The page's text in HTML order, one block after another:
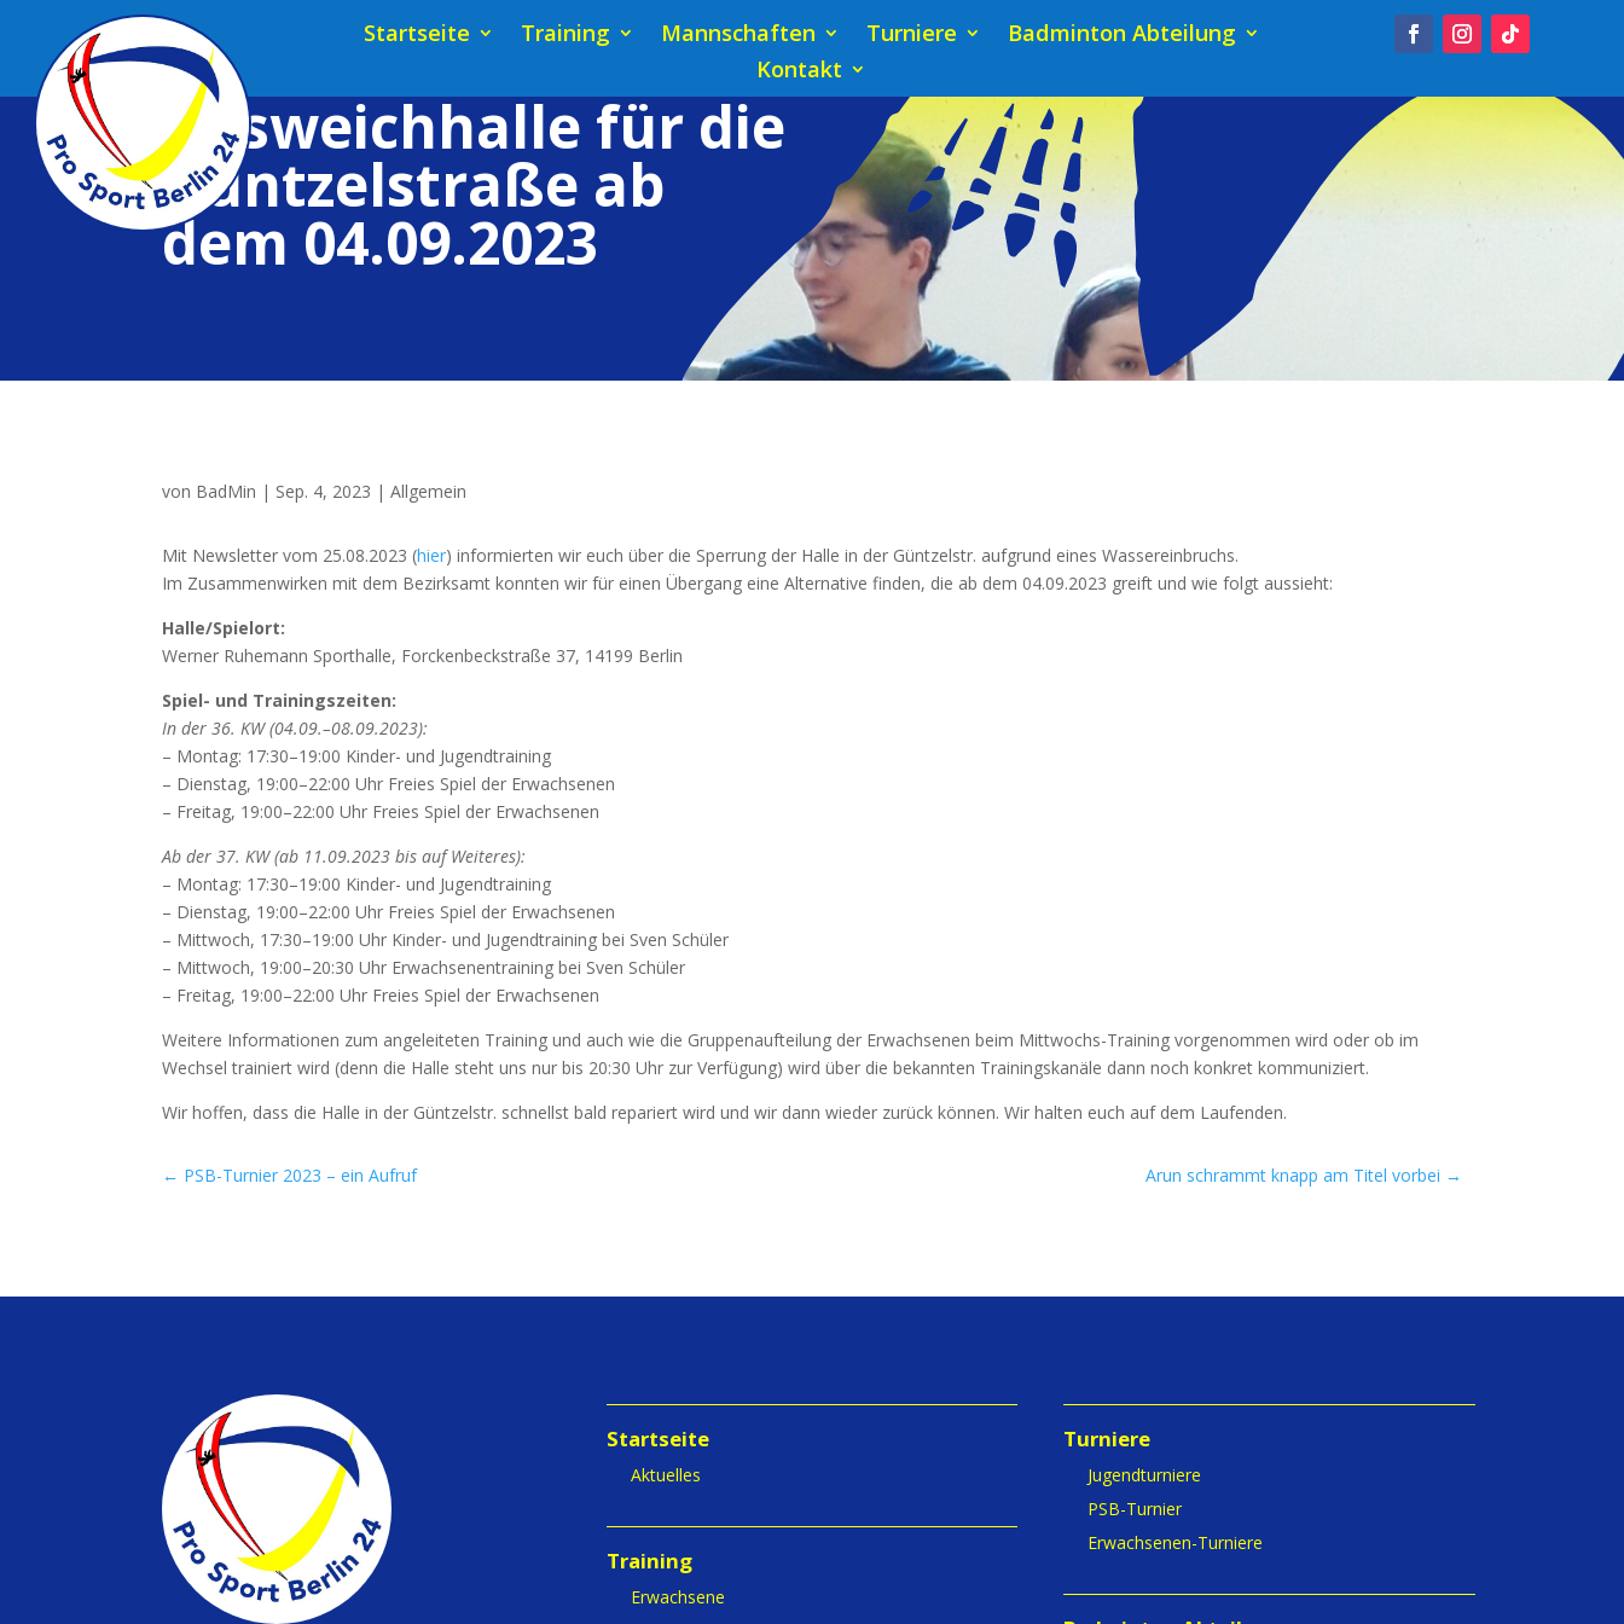
Startseite Training Mannschaften Turniere
Badminton Abteilung
Kontakt
Ausweichhalle für die
Güntzelstraße ab
dem 04.09.2023
von BadMin | Sep. 4, 2023 |Allgemein
Mit News­let­ter vom 25.08.2023 (hier) infor­mier­ten wir euch über die Sper­rung der Hal­le in der Günt­zel­str. auf­grund eines Was­ser­ein­bruchs.
Im Zusam­men­wir­ken mit dem Bezirks­amt konn­ten wir für einen Über­gang eine Alter­na­ti­ve fin­den, die ab dem 04.09.2023 greift und wie folgt aussieht:
Halle/Spielort:
Wer­ner Ruhe­mann Sport­hal­le, Forcken­beck­stra­ße 37, 14199 Berlin
Spiel- und Trai­nings­zei­ten:
In der 36.KW(04.09.–08.09.2023):
– Mon­tag: 17:30–19:00 Kin­der- und Jugend­trai­ning
– Diens­tag, 19:00–22:00 Uhr Frei­es Spiel der Erwach­se­nen
– Frei­tag, 19:00–22:00 Uhr Frei­es Spiel der Erwachsenen
Ab der 37.KW(ab 11.09.2023 bis auf Wei­te­res):
– Mon­tag: 17:30–19:00 Kin­der- und Jugend­trai­ning
– Diens­tag, 19:00–22:00 Uhr Frei­es Spiel der Erwach­se­nen
– Mitt­woch, 17:30–19:00 Uhr Kin­der- und Jugend­trai­ning bei Sven Schü­ler
– Mitt­woch, 19:00–20:30 Uhr Erwach­se­nen­trai­ning bei Sven Schü­ler
– Frei­tag, 19:00–22:00 Uhr Frei­es Spiel der Erwachsenen
Wei­te­re Infor­ma­tio­nen zum ange­lei­te­ten Trai­ning und auch wie die Grup­pen­auf­tei­lung der Erwach­se­nen beim Mitt­wochs-Trai­ning vor­ge­nom­men wird oder ob im
Wech­sel trai­niert wird (denn die Hal­le steht uns nur bis 20:30 Uhr zur Ver­fü­gung) wird über die bekann­ten Trai­nings­ka­nä­le dann noch kon­kret kommuniziert.
Wir hof­fen, dass die Hal­le in der Günt­zel­str. schnellst bald repa­riert wird und wir dann wie­der zurück kön­nen. Wir hal­ten euch auf dem Laufenden.
← PSB-Turnier 2023 – ein Aufruf Arun schrammt knapp am Titel vorbei →
Startseite
Aktuelles
Training
Erwachsene
Turniere
Jugendturniere
PSB-Turnier
Erwachsenen-Turniere